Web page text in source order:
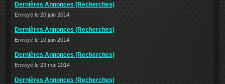
Dernières Annonces (Recherches)
Envoyé le 20 juin 2014
Dernières Annonces (Recherches)
Envoyé le 10 juin 2014
Dernières Annonces (Recherches)
Envoyé le 23 mai 2014
Dernières Annonces (Recherches)